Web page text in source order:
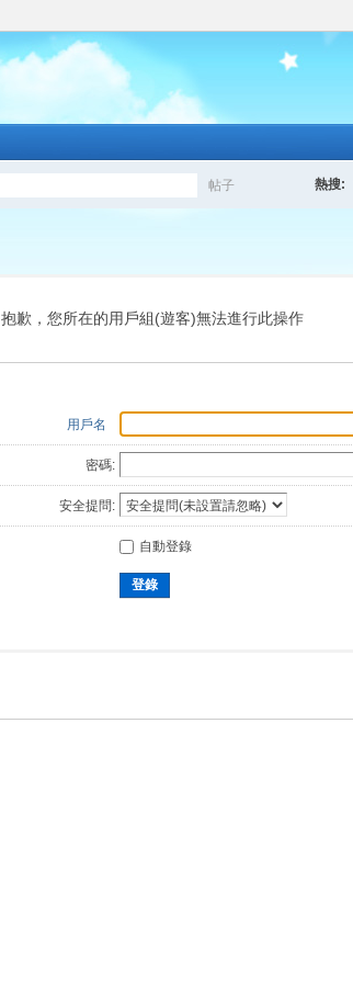
帖子
索
熱搜:
抱歉，您所在的用戶組(遊客)無法進行此操作
用戶名
密碼:
安全提問:
自動登錄
登錄